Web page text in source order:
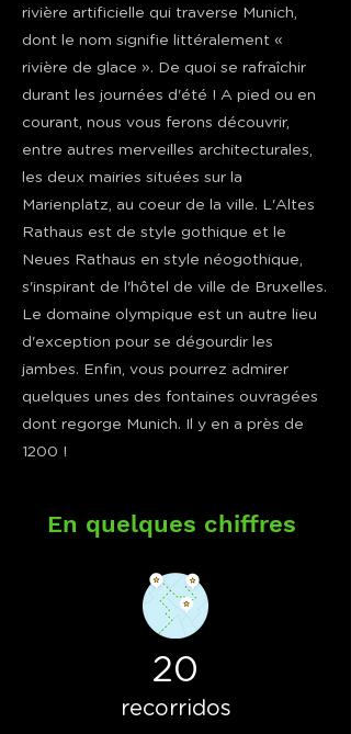
rivière artificielle qui traverse Munich,
dont le nom signifie littéralement «
rivière de glace ». De quoi se rafraîchir
durant les journées d'été ! A pied ou en
courant, nous vous ferons découvrir,
entre autres merveilles architecturales,
les deux mairies situées sur la
Marienplatz, au coeur de la ville. L'Altes
Rathaus est de style gothique et le
Neues Rathaus en style néogothique,
s'inspirant de l'hôtel de ville de Bruxelles.
Le domaine olympique est un autre lieu
d'exception pour se dégourdir les
jambes. Enfin, vous pourrez admirer
quelques unes des fontaines ouvragées
dont regorge Munich. Il y en a près de
1200 !
En quelques chiffres
20
recorridos